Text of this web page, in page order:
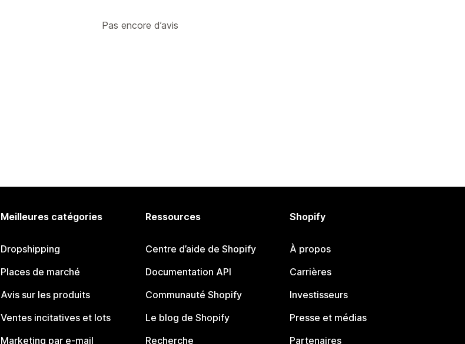
Pas encore d’avis
Meilleures catégories
Dropshipping
Places de marché
Avis sur les produits
Ventes incitatives et lots
Marketing par e-mail
Ressources
Centre d’aide de Shopify
Documentation API
Communauté Shopify
Le blog de Shopify
Recherche
Shopify
À propos
Carrières
Investisseurs
Presse et médias
Partenaires